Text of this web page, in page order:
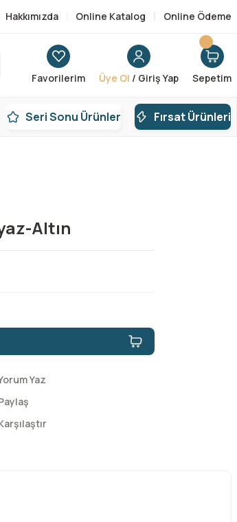
Hakkımızda Online Katalog Online Ödeme
Favorilerim
Üye Ol / Giriş Yap Sepetim
Seri Sonu Ürünler Fırsat Ürünleri
Altın
Yaz